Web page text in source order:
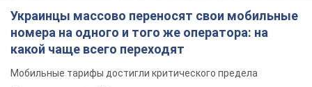
Украинцы массово переносят свои мобильные
номера на одного и того же оператора: на
какой чаще всего переходят
Мобильные тарифы достигли критического предела